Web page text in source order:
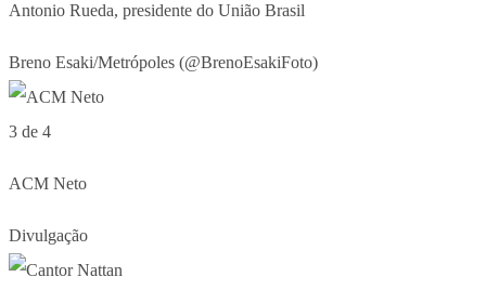
Antonio Rueda, presidente do União Brasil
Breno Esaki/Metrópoles (@BrenoEsakiFoto)
3 de 4
ACM Neto
Divulgação